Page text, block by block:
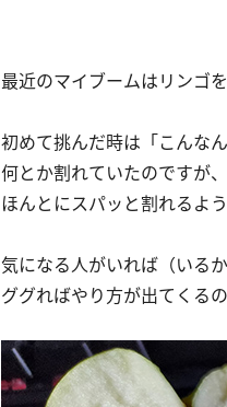
最近のマイブームはリンゴ
初めて挑んだ時は「こんな
何とか割れていたのですが
ほんとにスパッと割れるよ
気になる人がいれば（いる
ググればやり方が出てくる